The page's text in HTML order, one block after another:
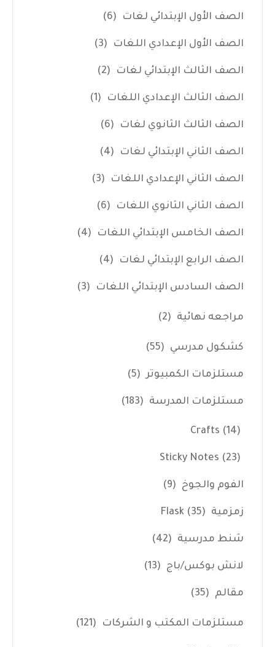
الصف الأول الإبتدائي لغات (6)
الصف الأول الإعدادي اللغات (3)
الصف الثالث الإبتدائي لغات (2)
الصف الثالث الإعدادي اللغات (1)
الصف الثالث الثانوي لغات (6)
الصف الثاني الإبتدائي لغات (4)
الصف الثاني الإعدادي اللغات (3)
الصف الثاني الثانوي اللغات (6)
الصف الخامس الإبتدائي اللغات (4)
الصف الرابع الإبتدائي لغات (4)
الصف السادس الإبتدائي اللغات (3)
مراجعه نهائية (2)
كشكول مدرسي (55)
مستلزمات الكمبيوتر (5)
مستلزمات المدرسة (183)
Crafts (14)
Sticky Notes (23)
الفوم والجوخ (9)
زمزمية Flask (35)
شنط مدرسية (42)
لانش بوكس/باج (13)
مقالم (35)
مستلزمات المكتب و الشركات (121)